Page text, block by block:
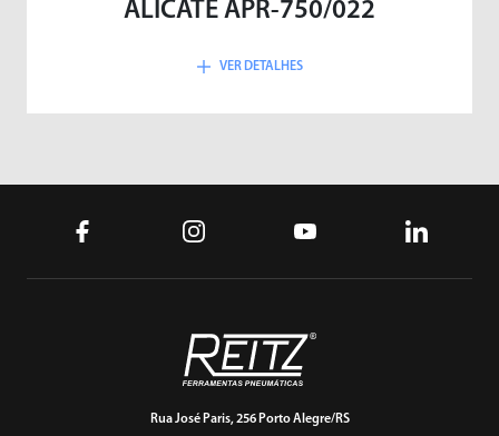
ALICATE APR-750/022
VER DETALHES
Rua José Paris, 256 Porto Alegre/RS